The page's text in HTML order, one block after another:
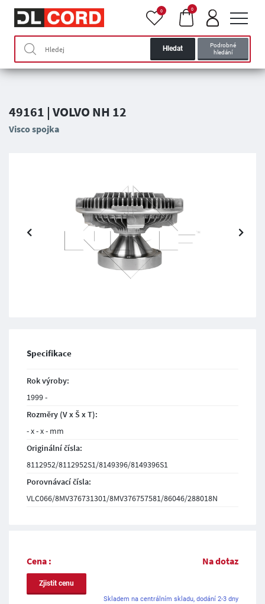
Hledat
Podrobné
hledání
0 0
49161 | VOLVO NH 12
Visco spojka
Specifikace
Rok výroby:
1999 -
Rozměry (V x Š x T):
- x - x - mm
Originální čísla:
8112952/8112952S1/8149396/8149396S1
Porovnávací čísla:
VLC066/8MV376731301/8MV376757581/86046/288018N
Cena : Na dotaz
Zjistit cenu
Skladem na centrálním skladu, dodání 2-3 dny